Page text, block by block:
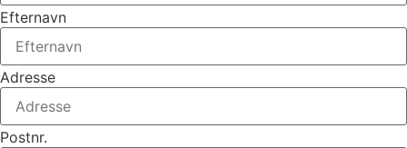
Efternavn
Adresse
Postnr.